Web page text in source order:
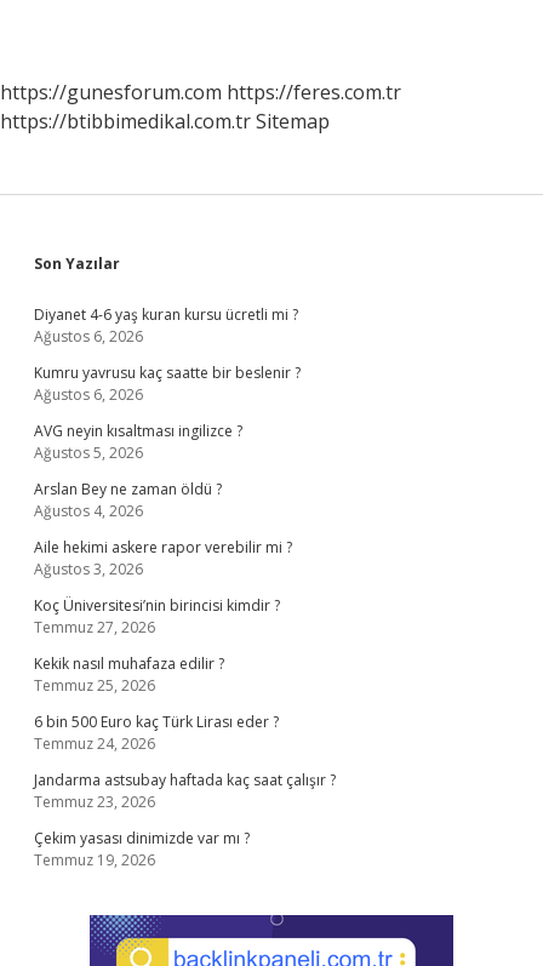
https://gunesforum.com https://feres.com.tr
https://btibbimedikal.com.trSitemap
Sidebar
Son Yazılar
Diyanet 4-6 yaş kuran kursu ücretli mi ?
Ağustos 6, 2026
Kumru yavrusu kaç saatte bir beslenir ?
Ağustos 6, 2026
AVG neyin kısaltması ingilizce ?
Ağustos 5, 2026
Arslan Bey ne zaman öldü ?
Ağustos 4, 2026
Aile hekimi askere rapor verebilir mi ?
Ağustos 3, 2026
Koç Üniversitesi’nin birincisi kimdir ?
Temmuz 27, 2026
Kekik nasıl muhafaza edilir ?
Temmuz 25, 2026
6 bin 500 Euro kaç Türk Lirası eder ?
Temmuz 24, 2026
Jandarma astsubay haftada kaç saat çalışır ?
Temmuz 23, 2026
Çekim yasası dinimizde var mı ?
Temmuz 19, 2026